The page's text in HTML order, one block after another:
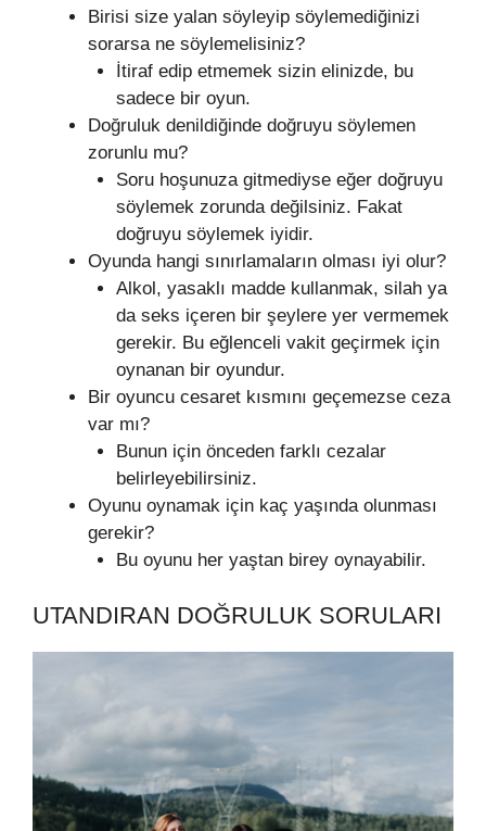
Birisi size yalan söyleyip söylemediğinizi
sorarsa ne söylemelisiniz?
İtiraf edip etmemek sizin elinizde, bu
sadece bir oyun.
Doğruluk denildiğinde doğruyu söylemen
zorunlu mu?
Soru hoşunuza gitmediyse eğer doğruyu
söylemek zorunda değilsiniz. Fakat
doğruyu söylemek iyidir.
Oyunda hangi sınırlamaların olması iyi olur?
Alkol, yasaklı madde kullanmak, silah ya
da seks içeren bir şeylere yer vermemek
gerekir. Bu eğlenceli vakit geçirmek için
oynanan bir oyundur.
Bir oyuncu cesaret kısmını geçemezse ceza
var mı?
Bunun için önceden farklı cezalar
belirleyebilirsiniz.
Oyunu oynamak için kaç yaşında olunması
gerekir?
Bu oyunu her yaştan birey oynayabilir.
UTANDIRAN DOĞRULUK SORULARI